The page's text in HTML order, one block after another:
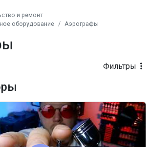
и ремонт
оборудование
Аэрографы
Фильтры